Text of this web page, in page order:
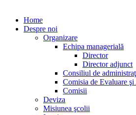
Home
Despre noi
Organizare
Echipa managerială
Director
Director adjunct
Consiliul de
Comisia de Evaluare
Comisii
Deviza
Misiunea şcolii